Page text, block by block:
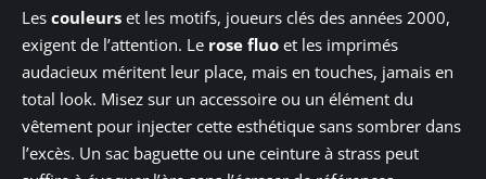
Les couleurs et les motifs, joueurs clés des années 2000,
exigent de l’attention. Le rose fluo et les imprimés
audacieux méritent leur place, mais en touches, jamais en
total look. Misez sur un accessoire ou un élément du
vêtement pour injecter cette esthétique sans sombrer dans
l’excès. Un sac baguette ou une ceinture à strass peut